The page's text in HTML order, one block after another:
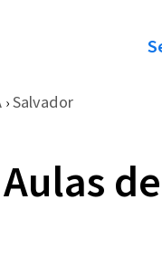
› Salvador